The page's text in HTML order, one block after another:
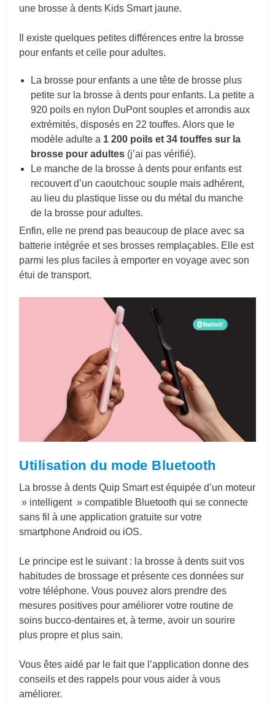
une brosse à dents Kids Smart jaune.
Il existe quelques petites différences entre la brosse
pour enfants et celle pour adultes.
La brosse pour enfants a une tête de brosse plus
petite sur la brosse à dents pour enfants. La petite a
920 poils en nylon DuPont souples et arrondis aux
extrémités, disposés en 22 touffes. Alors que le
modèle adulte a 1 200 poils et 34 touffes sur la
brosse pour adultes (j’ai pas vérifié).
Le manche de la brosse à dents pour enfants est
recouvert d’un caoutchouc souple mais adhérent,
au lieu du plastique lisse ou du métal du manche
de la brosse pour adultes.
Enfin, elle ne prend pas beaucoup de place avec sa
batterie intégrée et ses brosses remplaçables. Elle est
parmi les plus faciles à emporter en voyage avec son
étui de transport.
Utilisation du mode Bluetooth
La brosse à dents Quip Smart est équipée d’un moteur
» intelligent » compatible Bluetooth qui se connecte
sans fil à une application gratuite sur votre
smartphone Android ou iOS.
Le principe est le suivant : la brosse à dents suit vos
habitudes de brossage et présente ces données sur
votre téléphone. Vous pouvez alors prendre des
mesures positives pour améliorer votre routine de
soins bucco-dentaires et, à terme, avoir un sourire
plus propre et plus sain.
Vous êtes aidé par le fait que l’application donne des
conseils et des rappels pour vous aider à vous
améliorer.